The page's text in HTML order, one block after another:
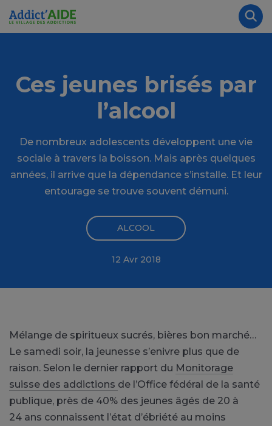
Aller au contenu principal
Ces jeunes brisés par
l’alcool
De nombreux adolescents développent une vie
sociale à travers la boisson. Mais après quelques
années, il arrive que la dépendance s’installe. Et leur
entourage se trouve souvent démuni.
ALCOOL
12 Avr 2018
Mélange de spiritueux sucrés, bières bon marché…
Le samedi soir, la jeunesse s’enivre plus que de
raison. Selon le dernier rapport du Monitorage
suisse des addictions de l’Office fédéral de la santé
publique, près de 40% des jeunes âgés de 20 à
24 ans connaissent l’état d’ébriété au moins
Panneau de gestion des cookies